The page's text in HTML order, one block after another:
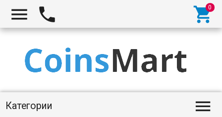
  
Категории 